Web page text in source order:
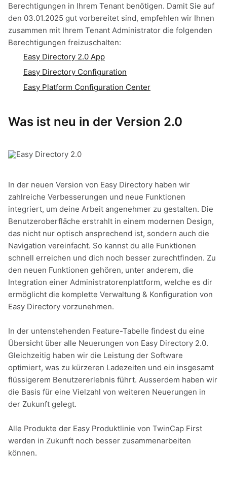
Berechtigungen in Ihrem Tenant benötigen. Damit Sie auf
den 03.01.2025 gut vorbereitet sind, empfehlen wir Ihnen
zusammen mit Ihrem Tenant Administrator die folgenden
Berechtigungen freizuschalten:
Easy Directory 2.0 App
Easy Directory Configuration
Easy Platform Configuration Center
Was ist neu in der Version 2.0
In der neuen Version von Easy Directory haben wir
zahlreiche Verbesserungen und neue Funktionen
integriert, um deine Arbeit angenehmer zu gestalten. Die
Benutzeroberfläche erstrahlt in einem modernen Design,
das nicht nur optisch ansprechend ist, sondern auch die
Navigation vereinfacht. So kannst du alle Funktionen
schnell erreichen und dich noch besser zurechtfinden. Zu
den neuen Funktionen gehören, unter anderem, die
Integration einer Administratorenplattform, welche es dir
ermöglicht die komplette Verwaltung & Konfiguration von
Easy Directory vorzunehmen.
In der untenstehenden Feature-Tabelle findest du eine
Übersicht über alle Neuerungen von Easy Directory 2.0.
Gleichzeitig haben wir die Leistung der Software
optimiert, was zu kürzeren Ladezeiten und ein insgesamt
flüssigerem Benutzererlebnis führt. Ausserdem haben wir
die Basis für eine Vielzahl von weiteren Neuerungen in
der Zukunft gelegt.
Alle Produkte der Easy Produktlinie von TwinCap First
werden in Zukunft noch besser zusammenarbeiten
können.